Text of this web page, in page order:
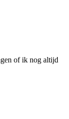
of ik nog altijd